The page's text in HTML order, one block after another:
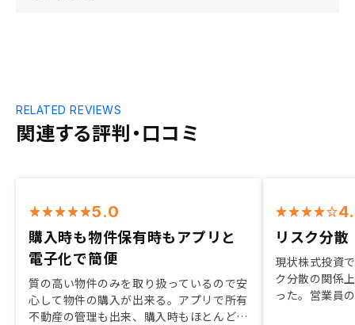
関連する評判・口コミ
RELATED REVIEWS
5.0
購入時も物件保有時もアプリと
電子化で簡便
質の高い物件のみを取り扱っているので安
心して物件の購入が出来る。アプリで所有
不動産の管理も出来、購入時もほとんど電
リスク分散
現状株式投資
ク分散の関係
った。営業員